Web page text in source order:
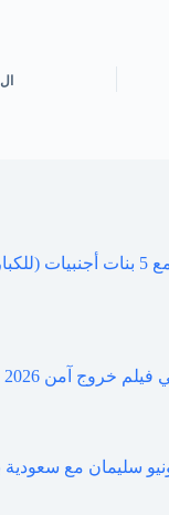
ال
آمن 2026 وطاقم العمل